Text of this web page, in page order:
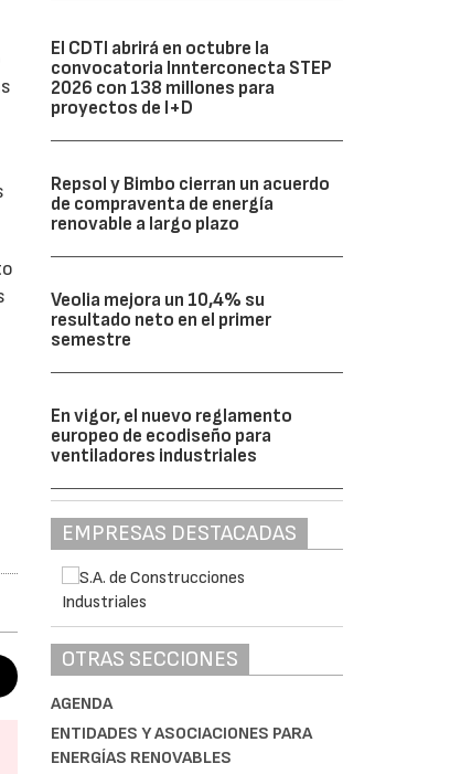
El CDTI abrirá en octubre la
convocatoria Innterconecta STEP
2026 con 138 millones para
proyectos de I+D
Repsol y Bimbo cierran un acuerdo
de compraventa de energía
renovable a largo plazo
Veolia mejora un 10,4% su
resultado neto en el primer
semestre
En vigor, el nuevo reglamento
europeo de ecodiseño para
ventiladores industriales
EMPRESAS DESTACADAS
OTRAS SECCIONES
AGENDA
ENTIDADES Y ASOCIACIONES PARA
ENERGÍAS RENOVABLES